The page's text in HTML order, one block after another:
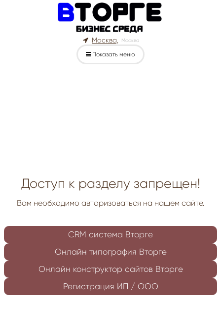
Москва, Москва
Показать меню
Доступ к разделу запрещен!
Вам необходимо авторизоваться на нашем сайте.
CRM система Вторге
Онлайн типография Вторге
Онлайн конструктор сайтов Вторге
Регистрация ИП / ООО